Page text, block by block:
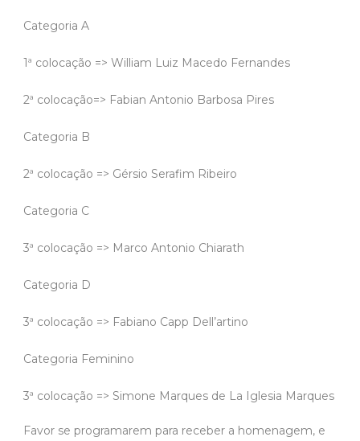
Categoria A
1ª colocação => William Luiz Macedo Fernandes
2ª colocação=> Fabian Antonio Barbosa Pires
Categoria B
2ª colocação => Gérsio Serafim Ribeiro
Categoria C
3ª colocação => Marco Antonio Chiarath
Categoria D
3ª colocação => Fabiano Capp Dell’artino
Categoria Feminino
3ª colocação => Simone Marques de La Iglesia Marques
Favor se programarem para receber a homenagem, e